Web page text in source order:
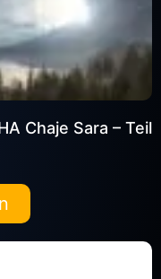
Chaje Sara – Teil